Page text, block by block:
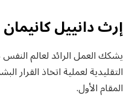
إرث دانييل كانيمان
التقليدية لعملية اتخاذ ‏القرار
المقام الأول.‏